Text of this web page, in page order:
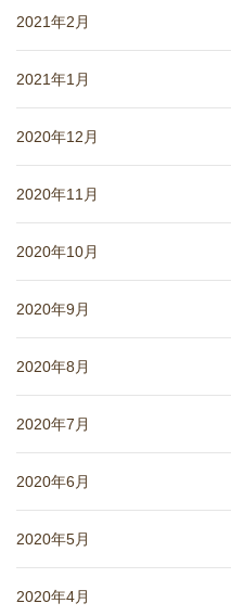
2021年2月
2021年1月
2020年12月
2020年11月
2020年10月
2020年9月
2020年8月
2020年7月
2020年6月
2020年5月
2020年4月